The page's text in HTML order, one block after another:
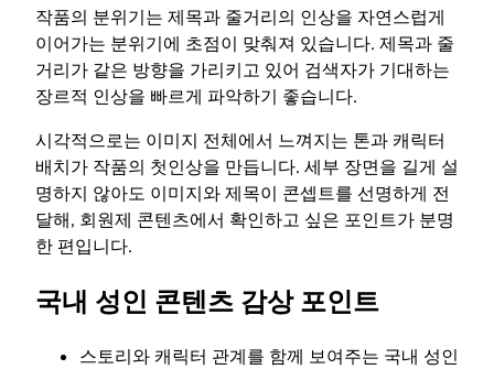
작품의 분위기는 제목과 줄거리의 인상을 자연스럽게
이어가는 분위기에 초점이 맞춰져 있습니다. 제목과 줄
거리가 같은 방향을 가리키고 있어 검색자가 기대하는
장르적 인상을 빠르게 파악하기 좋습니다.
시각적으로는 이미지 전체에서 느껴지는 톤과 캐릭터
배치가 작품의 첫인상을 만듭니다. 세부 장면을 길게 설
명하지 않아도 이미지와 제목이 콘셉트를 선명하게 전
달해, 회원제 콘텐츠에서 확인하고 싶은 포인트가 분명
한 편입니다.
국내 성인 콘텐츠 감상 포인트
스토리와 캐릭터 관계를 함께 보여주는 국내 성인